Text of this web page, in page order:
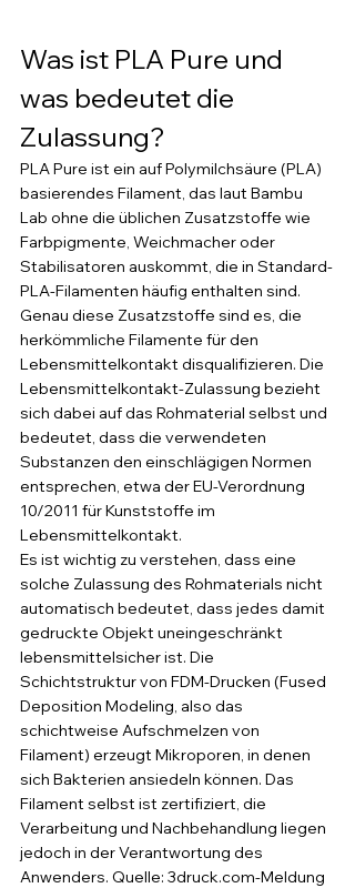
Was ist PLA Pure und
was bedeutet die
Zulassung?
PLA Pure ist ein auf Polymilchsäure (PLA)
basierendes Filament, das laut Bambu
Lab ohne die üblichen Zusatzstoffe wie
Farbpigmente, Weichmacher oder
Stabilisatoren auskommt, die in Standard-
PLA-Filamenten häufig enthalten sind.
Genau diese Zusatzstoffe sind es, die
herkömmliche Filamente für den
Lebensmittelkontakt disqualifizieren. Die
Lebensmittelkontakt-Zulassung bezieht
sich dabei auf das Rohmaterial selbst und
bedeutet, dass die verwendeten
Substanzen den einschlägigen Normen
entsprechen, etwa der EU-Verordnung
10/2011 für Kunststoffe im
Lebensmittelkontakt.
Es ist wichtig zu verstehen, dass eine
solche Zulassung des Rohmaterials nicht
automatisch bedeutet, dass jedes damit
gedruckte Objekt uneingeschränkt
lebensmittelsicher ist. Die
Schichtstruktur von FDM-Drucken (Fused
Deposition Modeling, also das
schichtweise Aufschmelzen von
Filament) erzeugt Mikroporen, in denen
sich Bakterien ansiedeln können. Das
Filament selbst ist zertifiziert, die
Verarbeitung und Nachbehandlung liegen
jedoch in der Verantwortung des
Anwenders. Quelle: 3druck.com-Meldung